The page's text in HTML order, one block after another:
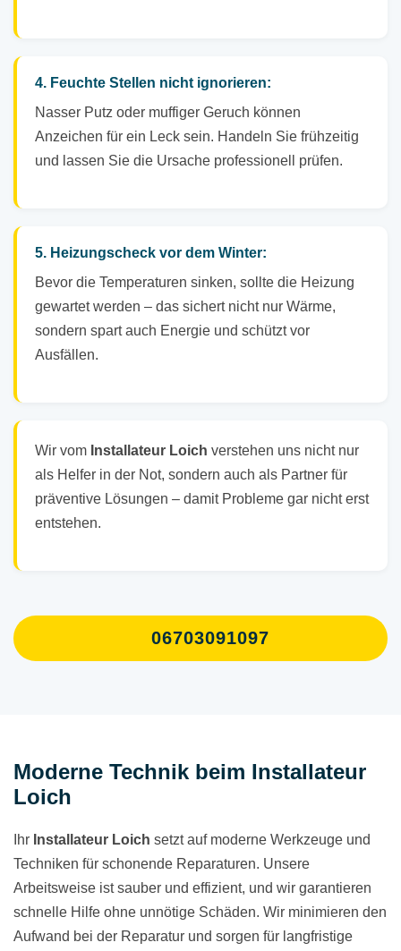
4. Feuchte Stellen nicht ignorieren:
Nasser Putz oder muffiger Geruch können
Anzeichen für ein Leck sein. Handeln Sie frühzeitig
und lassen Sie die Ursache professionell prüfen.
5. Heizungscheck vor dem Winter:
Bevor die Temperaturen sinken, sollte die Heizung
gewartet werden – das sichert nicht nur Wärme,
sondern spart auch Energie und schützt vor
Ausfällen.
Wir vom Installateur Loich verstehen uns nicht nur
als Helfer in der Not, sondern auch als Partner für
präventive Lösungen – damit Probleme gar nicht erst
entstehen.
06703091097
Moderne Technik beim Installateur
Loich
Ihr Installateur Loich setzt auf moderne Werkzeuge und
Techniken für schonende Reparaturen. Unsere
Arbeitsweise ist sauber und effizient, und wir garantieren
schnelle Hilfe ohne unnötige Schäden. Wir minimieren den
Aufwand bei der Reparatur und sorgen für langfristige